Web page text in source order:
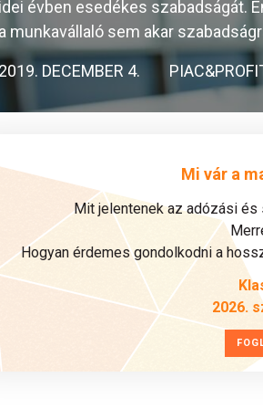
idei évben esedékes szabadságát.
a munkavállaló sem akar
2019. DECEMBER 4.
Mi vár a
Mit jelentenek az adózási
Hogyan érdemes gondolkodni a
2026.